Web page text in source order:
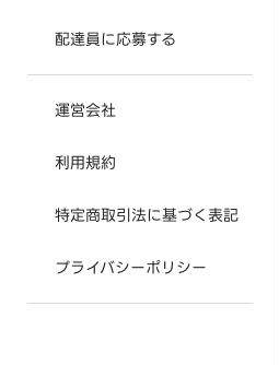
配達員に応募する
運営会社
利用規約
特定商取引法に基づく表記
プライバシーポリシー